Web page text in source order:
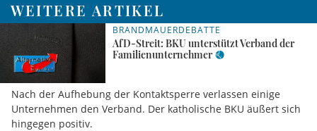
WEITERE ARTIKEL
BRANDMAUERDEBATTE
AfD-Streit: BKU unterstützt Verband der
Familienunternehmer
Nach der Aufhebung der Kontaktsperre verlassen einige
Unternehmen den Verband. Der katholische BKU äußert sich
hingegen positiv.